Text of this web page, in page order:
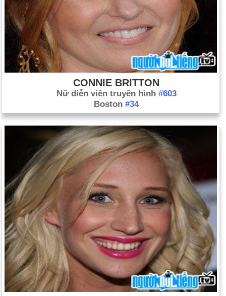
CONNIE BRITTON
Nữ diễn viên truyền hình #603
Boston #34